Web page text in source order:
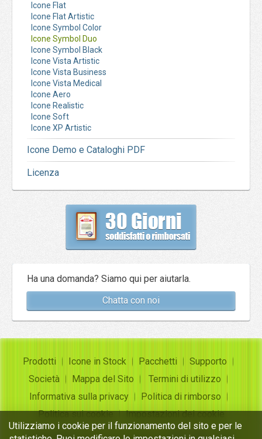
Icone Flat
Icone Flat Artistic
Icone Symbol Color
Icone Symbol Duo
Icone Symbol Black
Icone Vista Artistic
Icone Vista Business
Icone Vista Medical
Icone Aero
Icone Realistic
Icone Soft
Icone XP Artistic
Icone Demo e Cataloghi PDF
Licenza
Ha una domanda? Siamo qui per aiutarla.
Chatta con noi
Prodotti Icone in Stock Pacchetti
Supporto
Società
Mappa del Sito
Termini di utilizzo
Informativa sulla privacy
Politica di rimborso
Politica sui cookie
Impostazioni dei cookie
Copyright © Insofta Development 2004-2026. Tutti i
Utilizziamo i cookie per il funzionamento del sito e per le